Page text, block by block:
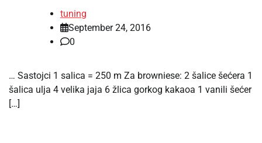
tuning
September 24, 2016
0
… Sastojci 1 salica = 250 m Za browniese: 2 šalice šećera 1
šalica ulja 4 velika jaja 6 žlica gorkog kakaoa 1 vanili šećer
[…]